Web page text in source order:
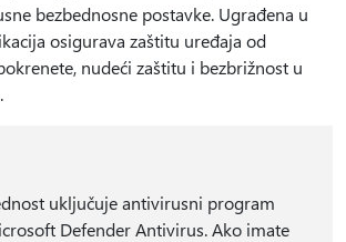
bezbednosne postavke. Ugrađena u
osigurava zaštitu uređaja od
nudeći zaštitu i bezbrižnost u
uključuje antivirusni program
Defender Antivirus. Ako imate